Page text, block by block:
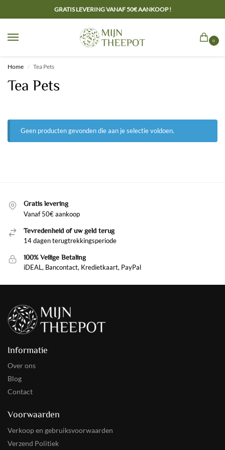
GRATIS LEVERING VANAF 50€ AANKOOP !
0
Home / Tea Pets
Tea Pets
Geen producten gevonden die aan je selectie voldoen.
Gratis levering
Vanaf 50€ aankoop
Tevredenheid of uw geld terug
14 dagen terugtrekkingsperiode
100% Veilige Betaling
iDEAL, Bancontact, Kredietkaart, PayPal
Informatie
Over ons
Blog
Contact
Voorwaarden
Verkoop en gebruiksvoorwaarden
Verzend Politiek